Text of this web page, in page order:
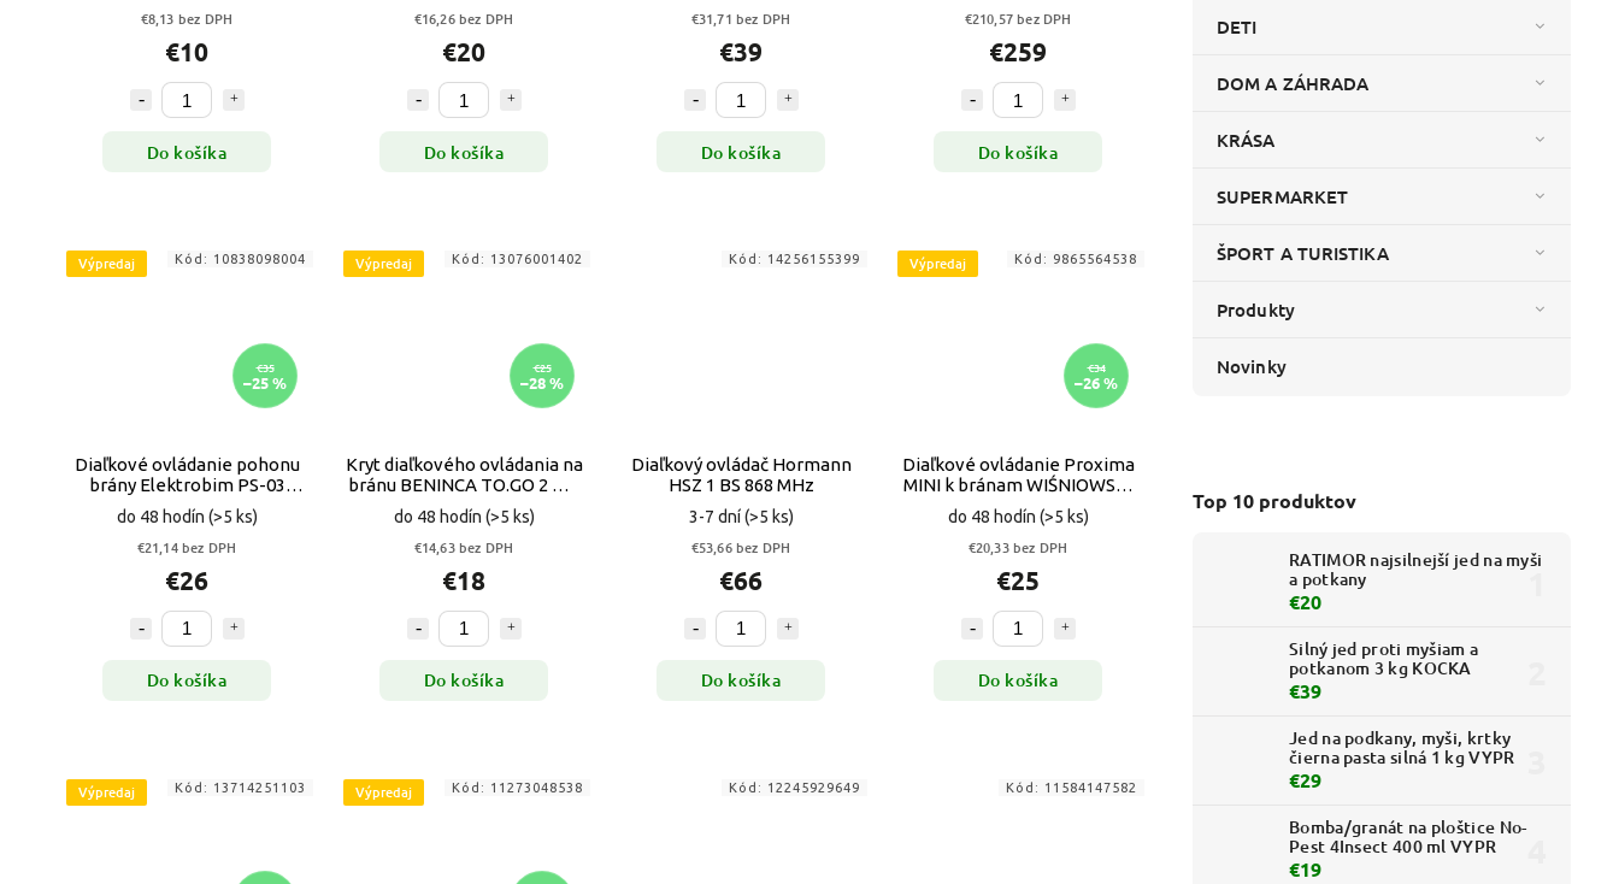
DETI
DOM A ZÁHRADA
KRÁSA
SUPERMARKET
ŠPORT A TURISTIKA
Produkty
Novinky
Top 10 produktov
RATIMOR najsilnejší jed na myši
a potkany
€20
Silný jed proti myšiam a
potkanom 3 kg KOCKA
€39
Jed na podkany, myši, krtky
čierna pasta silná 1 kg VYPR
€29
Bomba/granát na ploštice No-
Pest 4Insect 400 ml VYPR
€19
€8,13 bez DPH
€10
Do košíka
€16,26 bez DPH
€20
Do košíka
€31,71 bez DPH
€39
Do košíka
€210,57 bez DPH
€259
Do košíka
Výpredaj
€35
–25 %
Diaľkové ovládanie pohonu
brány Elektrobim PS-03
VYPR
do 48 hodín (>5 ks)
€21,14 bez DPH
€26
Do košíka
Kód: 10838098004 Výpredaj
€25
–28 %
Kryt diaľkového ovládania na
bránu BENINCA TO.GO 2 WV
VYPR
do 48 hodín (>5 ks)
€14,63 bez DPH
€18
Do košíka
Kód: 13076001402
Diaľkový ovládač Hormann
HSZ 1 BS 868 MHz
3-7 dní(>5 ks)
€53,66 bez DPH
€66
Do košíka
Kód: 14256155399 Výpredaj
€34
–26 %
Diaľkové ovládanie Proxima
MINI k bránam WIŚNIOWSKI
VYPR
do 48 hodín (>5 ks)
€20,33 bez DPH
€25
Do košíka
Kód: 9865564538
Výpredaj Kód: 13714251103 Výpredaj Kód: 11273048538 Kód: 12245929649 Kód: 11584147582